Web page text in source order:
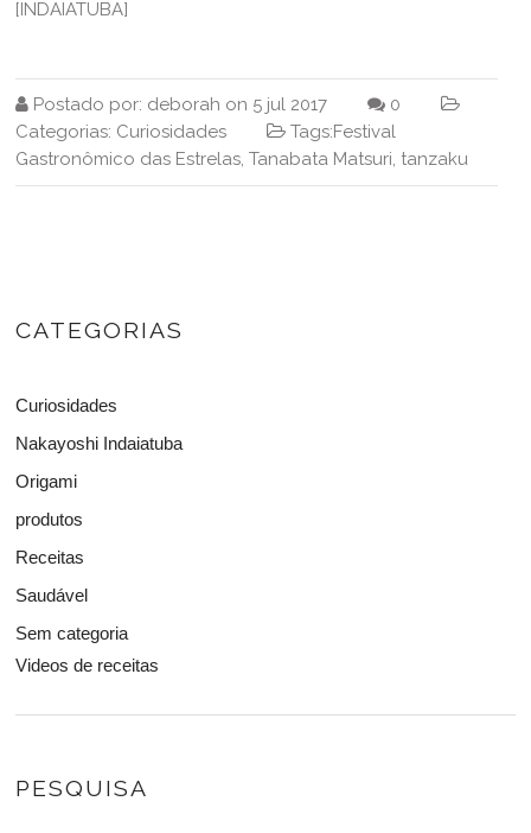
[INDAIATUBA]
Postado por: deborah on 5 jul 2017
0
Categorias: Curiosidades Tags:Festival
Gastronômico das Estrelas,Tanabata Matsuri, tanzaku
CATEGORIAS
Curiosidades
Nakayoshi Indaiatuba
Origami
produtos
Receitas
Saudável
Sem categoria
Videos de receitas
PESQUISA